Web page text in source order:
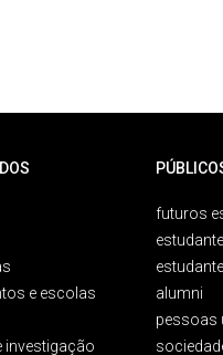
e escolas
investigação
futuros
alumni
pessoas